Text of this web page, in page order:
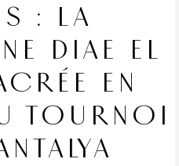
: LA
DIAE EL
EN
TOURNOI